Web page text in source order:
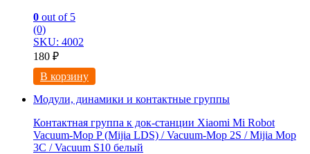
0 out of 5
(0)
SKU: 4002
180 ₽
В корзину
Модули, динамики и контактные группы
Контактная группа к док-станции Xiaomi Mi Robot
Vacuum-Mop P (Mijia LDS) / Vacuum-Mop 2S / Mijia Mop
3C / Vacuum S10 белый